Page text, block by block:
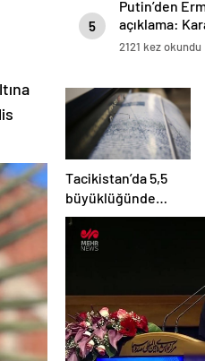
5
Putin’den
açıklama:
2121 kez okundu
Tacikistan’da 5,5
büyüklüğünde
deprem meydana
geldi